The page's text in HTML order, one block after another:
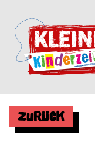
Zurück